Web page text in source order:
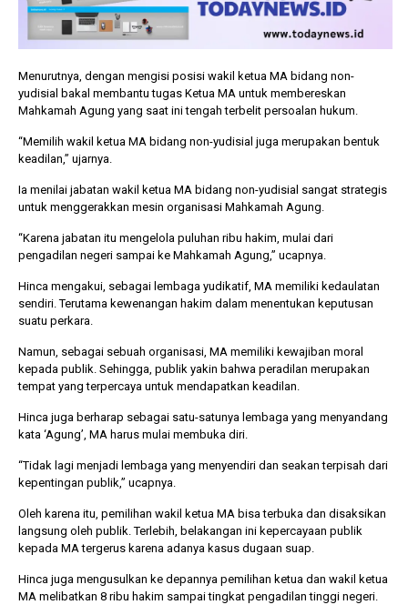
Menurutnya, dengan mengisi posisi wakil ketua MA bidang non-
yudisial bakal membantu tugas Ketua MA untuk membereskan
Mahkamah Agung yang saat ini tengah terbelit persoalan hukum.
“Memilih wakil ketua MA bidang non-yudisial juga merupakan bentuk
keadilan,” ujarnya.
Ia menilai jabatan wakil ketua MA bidang non-yudisial sangat strategis
untuk menggerakkan mesin organisasi Mahkamah Agung.
“Karena jabatan itu mengelola puluhan ribu hakim, mulai dari
pengadilan negeri sampai ke Mahkamah Agung,” ucapnya.
Hinca mengakui, sebagai lembaga yudikatif, MA memiliki kedaulatan
sendiri. Terutama kewenangan hakim dalam menentukan keputusan
suatu perkara.
Namun, sebagai sebuah organisasi, MA memiliki kewajiban moral
kepada publik. Sehingga, publik yakin bahwa peradilan merupakan
tempat yang terpercaya untuk mendapatkan keadilan.
Hinca juga berharap sebagai satu-satunya lembaga yang menyandang
kata ‘Agung’, MA harus mulai membuka diri.
“Tidak lagi menjadi lembaga yang menyendiri dan seakan terpisah dari
kepentingan publik,” ucapnya.
Oleh karena itu, pemilihan wakil ketua MA bisa terbuka dan disaksikan
langsung oleh publik. Terlebih, belakangan ini kepercayaan publik
kepada MA tergerus karena adanya kasus dugaan suap.
Hinca juga mengusulkan ke depannya pemilihan ketua dan wakil ketua
MA melibatkan 8 ribu hakim sampai tingkat pengadilan tinggi negeri.